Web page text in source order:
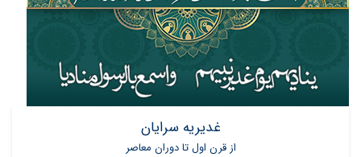
غدیریه سرایان
از قرن اول تا دوران معاصر